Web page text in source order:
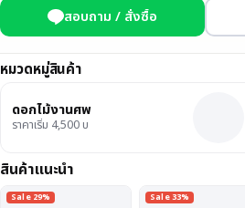
สอบถาม / สั่งซื้อ
หมวดหมู่สินค้า
ดอกไม้งานศพ
ราคาเริ่ม 4,500 บ
สินค้าแนะนำ
Sale 29% Sale 33%